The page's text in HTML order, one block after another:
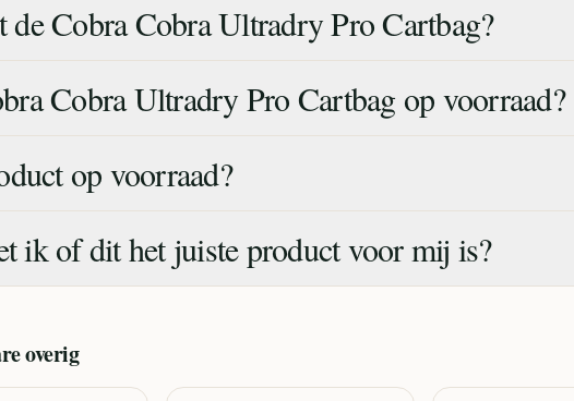
de Cobra Cobra Ultradry Pro Cartbag?
Cobra Ultradry Pro Cartbag op voorraad?
op voorraad?
ik of dit het juiste product voor mij is?
overig